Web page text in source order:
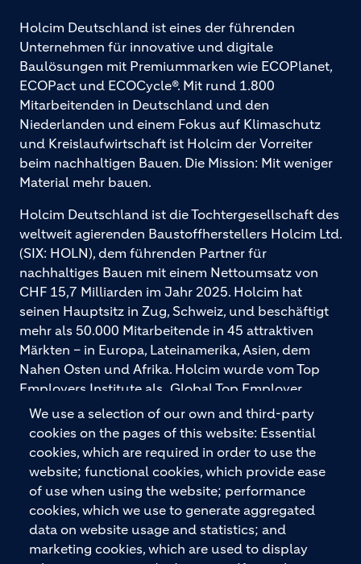
We use a selection of our own and third-party
cookies on the pages of this website: Essential
cookies, which are required in order to use the
website; functional cookies, which provide ease
of use when using the website; performance
cookies, which we use to generate aggregated
data on website usage and statistics; and
marketing cookies, which are used to display
Holcim Deutschland ist eines der führenden
Unternehmen für innovative und digitale
Baulösungen mit Premiummarken wie ECOPlanet,
ECOPact und ECOCycle®. Mit rund 1.800
Mitarbeitenden in Deutschland und den
Niederlanden und einem Fokus auf Klimaschutz
und Kreislaufwirtschaft ist Holcim der Vorreiter
beim nachhaltigen Bauen. Die Mission: Mit weniger
Material mehr bauen.
Holcim Deutschland ist die Tochtergesellschaft des
weltweit agierenden Baustoffherstellers Holcim Ltd.
(SIX: HOLN), dem führenden Partner für
nachhaltiges Bauen mit einem Nettoumsatz von
CHF 15,7 Milliarden im Jahr 2025. Holcim hat
seinen Hauptsitz in Zug, Schweiz, und beschäftigt
mehr als 50.000 Mitarbeitende in 45 attraktiven
Märkten – in Europa, Lateinamerika, Asien, dem
Nahen Osten und Afrika. Holcim wurde vom Top
Employers Institute als „Global Top Employer
2026“ ausgezeichnet. Holcim bietet hochwertige
Baustoffe und integrierte Baulösungen für den
gesamten Bauprozess – vom Fundament über den
Boden bis zu Wänden und Dächern – mit
Premiummarken wie ECOPact, ECOPlanet,
ECOCycle und Ytong.